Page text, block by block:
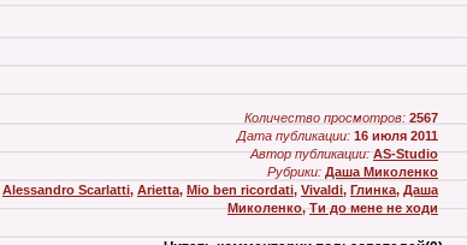
Количество просмотров: 2567
Дата публикации: 16 июля 2011
Автор публикации: AS-Studio
Рубрики: Даша Миколенко
Alessandro Scarlatti, Arietta, Mio ben ricordati, Vivaldi, Глинка, Даша
Миколенко,Ти до мене не ходи